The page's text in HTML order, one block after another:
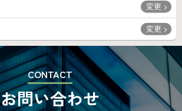
変更
変更
CONTACT
お問い合わせ